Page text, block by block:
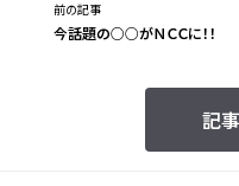
記
前の記事
今話題の○○がＮＣＣに！！